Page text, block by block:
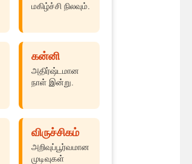
மகிழ்ச்சி நிலவும்.
கன்னி
அதிர்ஷ்டமான
நாள் இன்று.
விருச்சிகம்
அறிவுப்பூர்வமான
முடிவுகள்